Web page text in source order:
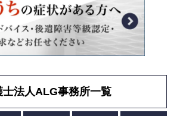
士法人ALG事務所一覧